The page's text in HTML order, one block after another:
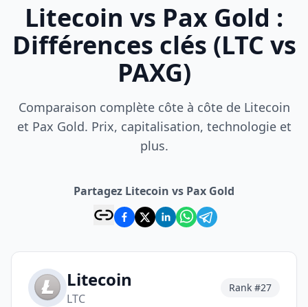
Litecoin vs Pax Gold :
Différences clés (LTC vs
PAXG)
Comparaison complète côte à côte de Litecoin
et Pax Gold. Prix, capitalisation, technologie et
plus.
Partagez Litecoin vs Pax Gold
Litecoin
LTC
Rank #27